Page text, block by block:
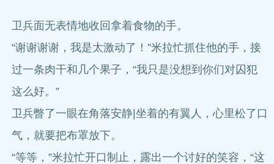
卫兵面无表情地收回拿着食物的手。
“谢谢谢谢，我是太激动了！”米拉忙抓住他的手，接
过一条肉干和几个果子，“我只是没想到你们对囚犯
这么好。”
卫兵瞥了一眼在角落安静|坐着的有翼人，心里松了口
气，就要把布罩放下。
“等等，”米拉忙开口制止，露出一个讨好的笑容，“这